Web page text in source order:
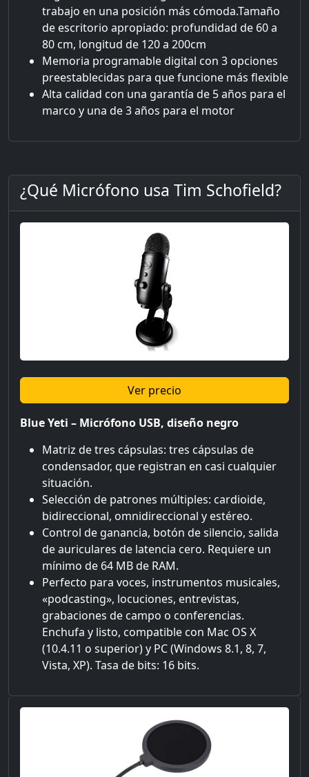
trabajo en una posición más cómoda.Tamaño
de escritorio apropiado: profundidad de 60 a
80 cm, longitud de 120 a 200cm
Memoria programable digital con 3 opciones
preestablecidas para que funcione más flexible
Alta calidad con una garantía de 5 años para el
marco y una de 3 años para el motor
¿Qué Micrófono usa Tim Schofield?
Ver precio
Blue Yeti – Micrófono USB, diseño negro
Matriz de tres cápsulas: tres cápsulas de
condensador, que registran en casi cualquier
situación.
Selección de patrones múltiples: cardioide,
bidireccional, omnidireccional y estéreo.
Control de ganancia, botón de silencio, salida
de auriculares de latencia cero. Requiere un
mínimo de 64 MB de RAM.
Perfecto para voces, instrumentos musicales,
«podcasting», locuciones, entrevistas,
grabaciones de campo o conferencias.
Enchufa y listo, compatible con Mac OS X
(10.4.11 o superior) y PC (Windows 8.1, 8, 7,
Vista, XP). Tasa de bits: 16 bits.